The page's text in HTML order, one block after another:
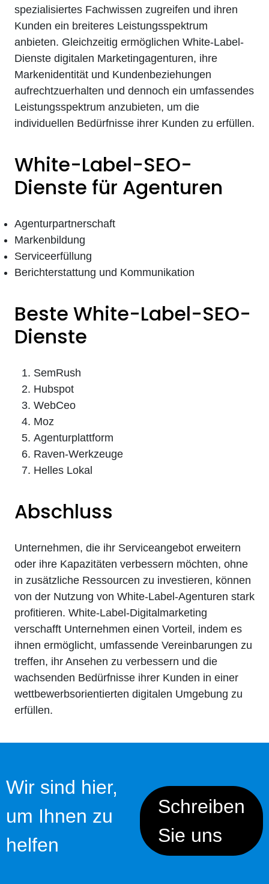
spezialisiertes Fachwissen zugreifen und ihren
Kunden ein breiteres Leistungsspektrum
anbieten. Gleichzeitig ermöglichen White-Label-
Dienste digitalen Marketingagenturen, ihre
Markenidentität und Kundenbeziehungen
aufrechtzuerhalten und dennoch ein umfassendes
Leistungsspektrum anzubieten, um die
individuellen Bedürfnisse ihrer Kunden zu erfüllen.
White-Label-SEO-
Dienste für Agenturen
Agenturpartnerschaft
Markenbildung
Serviceerfüllung
Berichterstattung und Kommunikation
Beste White-Label-SEO-
Dienste
SemRush
Hubspot
WebCeo
Moz
Agenturplattform
Raven-Werkzeuge
Helles Lokal
Abschluss
Unternehmen, die ihr Serviceangebot erweitern
oder ihre Kapazitäten verbessern möchten, ohne
in zusätzliche Ressourcen zu investieren, können
von der Nutzung von White-Label-Agenturen stark
profitieren. White-Label-Digitalmarketing
verschafft Unternehmen einen Vorteil, indem es
ihnen ermöglicht, umfassende Vereinbarungen zu
treffen, ihr Ansehen zu verbessern und die
wachsenden Bedürfnisse ihrer Kunden in einer
wettbewerbsorientierten digitalen Umgebung zu
erfüllen.
Wir sind hier,
um Ihnen zu
helfen
Schreiben
Sie uns